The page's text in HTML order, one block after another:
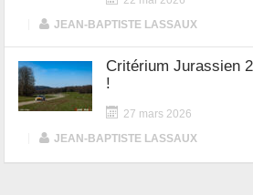
JEAN-BAPTISTE LASSAUX
Critérium Jurassien
!
27 mars 2026
JEAN-BAPTISTE LASSAUX